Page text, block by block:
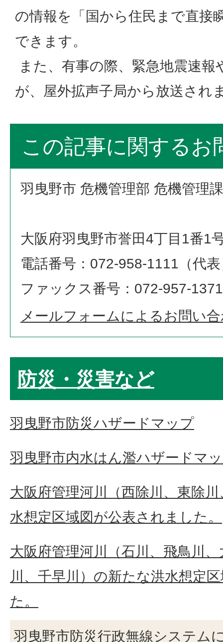
の情報を「国から住民まで直接
できます。
また、有事の際、緊急地震速報
が、屋外拡声子局から放送され
この記事に関するお
羽曳野市 危機管理部 危機管理課
大阪府羽曳野市誉田4丁目1番1
電話番号：072-958-1111（代
ファックス番号：072-957-1371
メールフォームによるお問い
防災・災害など
羽曳野市防災ハザードマップ
羽曳野市内水はん濫ハザードマ
大阪府管理河川（西除川、東除
水想定区域図が公表されました。
大阪府管理河川（石川、飛鳥川
川、千早川）の新たな洪水想定
た。
羽曳野市防災行政無線システム